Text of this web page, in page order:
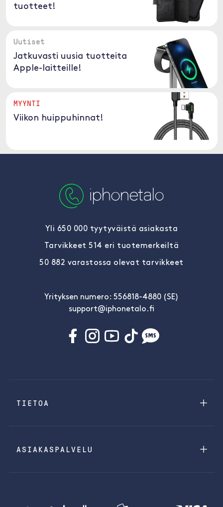
tuotteet!
Uutiset
Jatkuvasti uusia tuotteita
Apple-laitteille!
MYYNTI
Viikon huippuhinnat!
Yli 650 000 tyytyväistä asiakasta
Tarvikkeet 514 eri tuotemerkeiltä
50 882 varastossa olevat tarvikkeet
Yrityksen numero: 556818-4880 (SE)
support@iphonetalo.fi
TIETOA
ASIAKASPALVELU